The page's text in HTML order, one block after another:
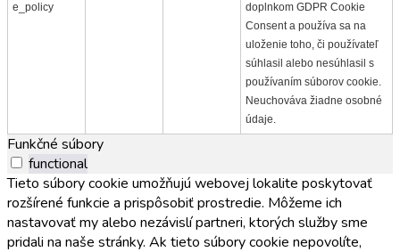
e_policy
doplnkom GDPR Cookie
Consent a používa sa na
uloženie toho, či používateľ
súhlasil alebo nesúhlasil s
používaním súborov cookie.
Neuchováva žiadne osobné
údaje.
Funkčné súbory
functional
Tieto súbory cookie umožňujú webovej lokalite poskytovať
rozšírené funkcie a prispôsobiť prostredie. Môžeme ich
nastavovať my alebo nezávislí partneri, ktorých služby sme
pridali na naše stránky. Ak tieto súbory cookie nepovolíte,